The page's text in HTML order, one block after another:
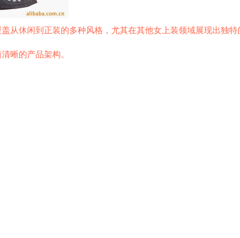
从休闲到正装的多种风格，尤其在其他女上装领域展现出独
晰的产品架构。